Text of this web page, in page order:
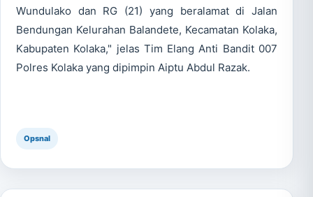
Wundulako dan RG (21) yang beralamat di Jalan
Bendungan Kelurahan Balandete, Kecamatan Kolaka,
Kabupaten Kolaka," jelas Tim Elang Anti Bandit 007
Polres Kolaka yang dipimpin Aiptu Abdul Razak.
Opsnal